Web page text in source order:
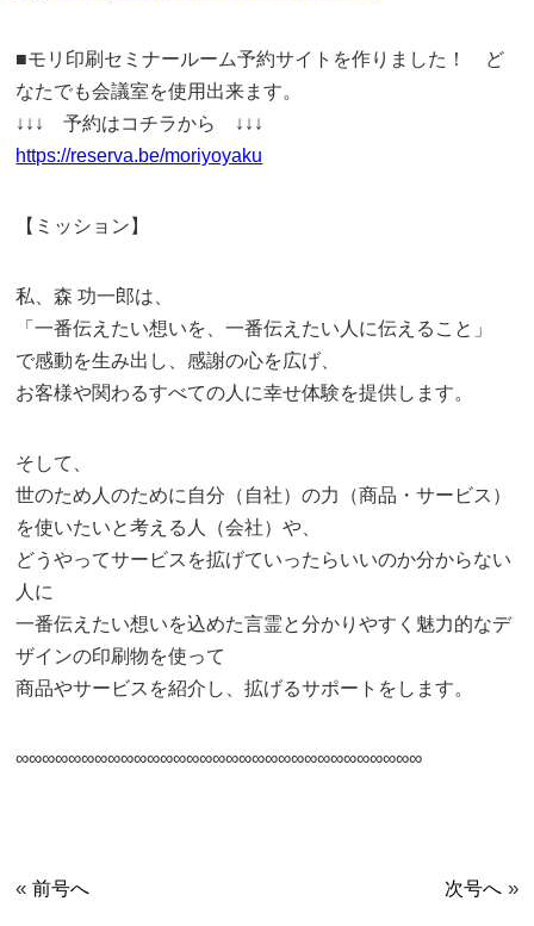
■モリ印刷セミナールーム予約サイトを作りました！ ど
なたでも会議室を使用出来ます。
↓↓↓ 予約はコチラから ↓↓↓
https://reserva.be/moriyoyaku
【ミッション】
私、森 功一郎は、
「一番伝えたい想いを、一番伝えたい人に伝えること」
で感動を生み出し、感謝の心を広げ、
お客様や関わるすべての人に幸せ体験を提供します。
そして、
世のため人のために自分（自社）の力（商品・サービス）
を使いたいと考える人（会社）や、
どうやってサービスを拡げていったらいいのか分からない
人に
一番伝えたい想いを込めた言霊と分かりやすく魅力的なデ
ザインの印刷物を使って
商品やサービスを紹介し、拡げるサポートをします。
∞∞∞∞∞∞∞∞∞∞∞∞∞∞∞∞∞∞∞∞∞∞∞∞∞∞∞∞∞∞∞
«前号へ 次号へ»